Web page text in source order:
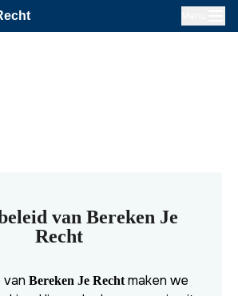
van Bereken Je
Recht
van Bereken Je Rechtmaken we